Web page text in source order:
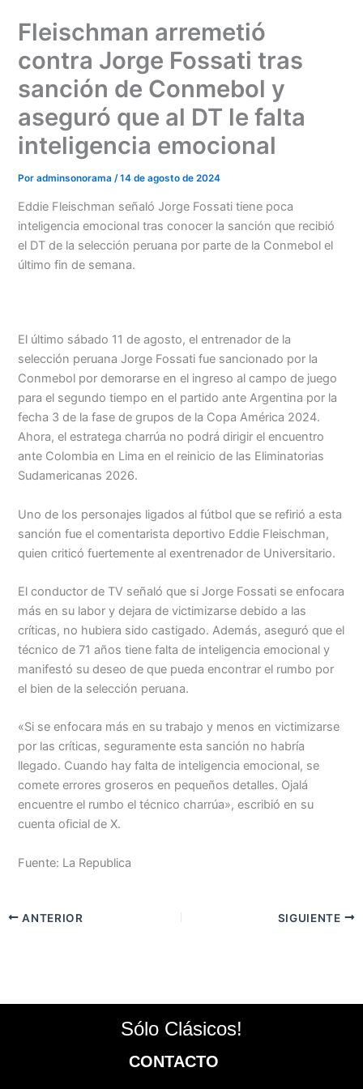
Menu
Fleischman arremetió
contra Jorge Fossati tras
sanción de Conmebol y
aseguró que al DT le falta
inteligencia emocional
Poradminsonorama/14 de agosto de 2024
Eddie Fleischman señaló Jorge Fossati tiene poca
inteligencia emocional tras conocer la sanción que recibió
el DT de la selección peruana por parte de la Conmebol el
último fin de semana.
El último sábado 11 de agosto, el entrenador de la
selección peruana Jorge Fossati fue sancionado por la
Conmebol por demorarse en el ingreso al campo de juego
para el segundo tiempo en el partido ante Argentina por la
fecha 3 de la fase de grupos de la Copa América 2024.
Ahora, el estratega charrúa no podrá dirigir el encuentro
ante Colombia en Lima en el reinicio de las Eliminatorias
Sudamericanas 2026.
Uno de los personajes ligados al fútbol que se refirió a esta
sanción fue el comentarista deportivo Eddie Fleischman,
quien criticó fuertemente al exentrenador de Universitario.
El conductor de TV señaló que si Jorge Fossati se enfocara
más en su labor y dejara de victimizarse debido a las
críticas, no hubiera sido castigado. Además, aseguró que el
técnico de 71 años tiene falta de inteligencia emocional y
manifestó su deseo de que pueda encontrar el rumbo por
el bien de la selección peruana.
«Si se enfocara más en su trabajo y menos en victimizarse
por las críticas, seguramente esta sanción no habría
llegado. Cuando hay falta de inteligencia emocional, se
comete errores groseros en pequeños detalles. Ojalá
encuentre el rumbo el técnico charrúa», escribió en su
cuenta oficial de X.
Fuente: La Republica
ANTERIOR SIGUIENTE
Sólo Clásicos!
CONTACTO